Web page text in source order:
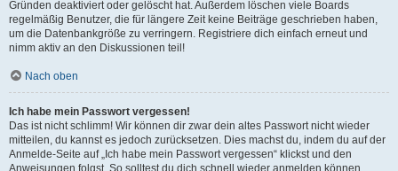
Gründen deaktiviert oder gelöscht hat. Außerdem löschen viele Boards
regelmäßig Benutzer, die für längere Zeit keine Beiträge geschrieben haben,
um die Datenbankgröße zu verringern. Registriere dich einfach erneut und
nimm aktiv an den Diskussionen teil!
Nach oben
Ich habe mein Passwort vergessen!
Das ist nicht schlimm! Wir können dir zwar dein altes Passwort nicht wieder
mitteilen, du kannst es jedoch zurücksetzen. Dies machst du, indem du auf der
Anmelde-Seite auf „Ich habe mein Passwort vergessen“ klickst und den
Anweisungen folgst. So solltest du dich schnell wieder anmelden können.